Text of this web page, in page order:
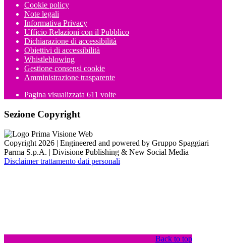
Cookie policy
Note legali
Informativa Privacy
Ufficio Relazioni con il Pubblico
Dichiarazione di accessibilità
Obiettivi di accessibilità
Whistleblowing
Gestione consensi cookie
Amministrazione trasparente
Pagina visualizzata 611 volte
Sezione Copyright
Copyright 2026 | Engineered and powered by Gruppo Spaggiari
Parma S.p.A. | Divisione Publishing & New Social Media
Disclaimer trattamento dati personali
Back to top